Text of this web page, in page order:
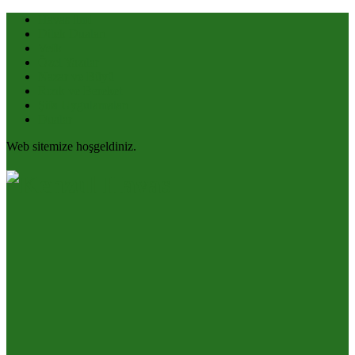
Web sitemize hoşgeldiniz.